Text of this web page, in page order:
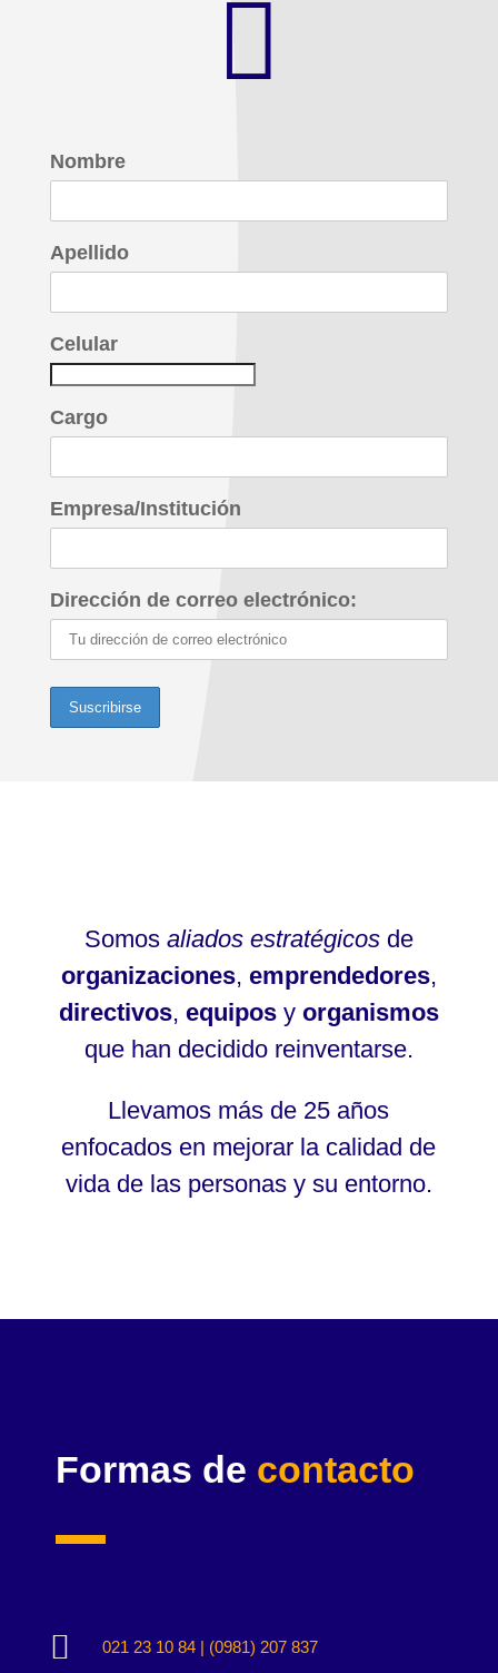

Nombre
Apellido
Celular
Cargo
Empresa/Institución
Dirección de correo electrónico:
Somos aliados estratégicosde
organizaciones, emprendedores,
directivos, equiposy organismos
que han decidido reinventarse.
Llevamos más de 25 años
enfocados en mejorar la calidad de
vida de las personas y su entorno.
Formas de contacto
 021 23 10 84 | (0981) 207 837